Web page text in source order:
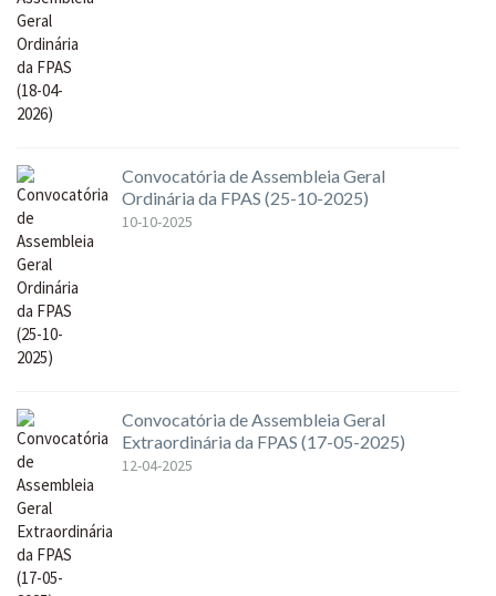
Convocatória de Assembleia Geral
Ordinária da FPAS (25-10-2025)
10-10-2025
Convocatória de Assembleia Geral
Extraordinária da FPAS (17-05-2025)
12-04-2025